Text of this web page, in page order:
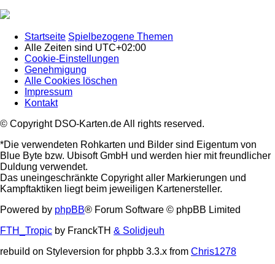
Startseite Spielbezogene Themen
Alle Zeiten sind UTC+02:00
Cookie-Einstellungen
Genehmigung
Alle Cookies löschen
Impressum
Kontakt
© Copyright DSO-Karten.de All rights reserved.
*Die verwendeten Rohkarten und Bilder sind Eigentum von
Blue Byte bzw. Ubisoft GmbH und werden hier mit freundlicher
Duldung verwendet.
Das uneingeschränkte Copyright aller Markierungen und
Kampftaktiken liegt beim jeweiligen Kartenersteller.
Powered by phpBB® Forum Software © phpBB Limited
FTH_Tropic by FranckTH & Solidjeuh
rebuild on Styleversion for phpbb 3.3.x from Chris1278